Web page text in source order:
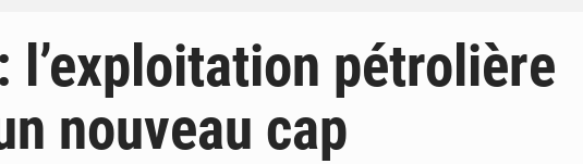
7 août 2026 Congo : la Grande foire agricole pour renforcer la souveraineté alimentaire
7 août 2026 Congo-RDC : Brazzaville et Kinshasa renforcent leur coopération en faveur de la jeunesse
l’exploitation pétrolière
nouveau cap